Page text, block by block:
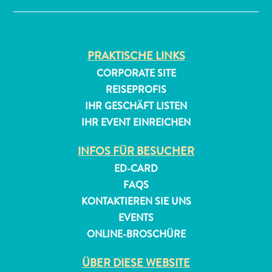
PRAKTISCHE LINKS
CORPORATE SITE
REISEPROFIS
IHR GESCHÄFT LISTEN
IHR EVENT EINREICHEN
INFOS FÜR BESUCHER
ED-CARD
FAQS
KONTAKTIEREN SIE UNS
EVENTS
ONLINE-BROSCHÜRE
ÜBER DIESE WEBSITE